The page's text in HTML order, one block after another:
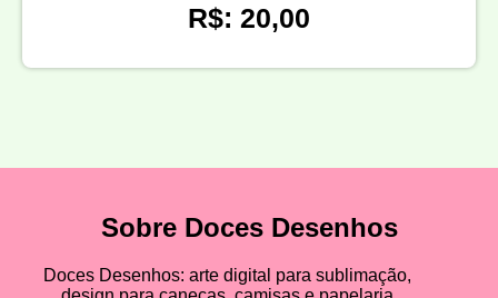
R$: 20,00
Sobre Doces Desenhos
Doces Desenhos: arte digital para sublimação,